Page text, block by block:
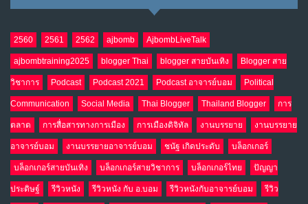
9
NO COMMENTS
10 อินโดนีเซีย กับเกมอำนาจที่มองไม่เห็น
เม.ย. 19, 2026
NO COMMENTS
2560 2561 2562 ajbomb AjbombLiveTalk
ajbombtraining2025 blogger Thai blogger สายบันเทิง Blogger สาย
วิชาการ Podcast Podcast 2021 Podcast อาจารย์บอม Political
Communication Social Media Thai Blogger Thailand Blogger การ
ตลาด การสื่อสารทางการเมือง การเมืองดิจิทัล งานบรรยาย งานบรรยาย
อาจารย์บอม งานบรรยายอาจารย์บอม ชนัฐ เกิดประดับ บล็อกเกอร์
บล็อกเกอร์สายบันเทิง บล็อกเกอร์สายวิชาการ บล็อกเกอร์ไทย ปัญญา
ประดิษฐ์ รีวิวหนัง รีวิวหนัง กับ อ.บอม รีวิวหนังกับอาจารย์บอม รีวิว